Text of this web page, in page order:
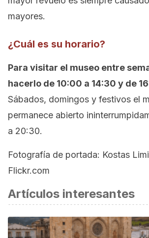
mayores.
¿Cuál es su horario?
Para visitar el museo entre
hacerlo de 10:00 a 14:30 y de
Sábados, domingos y festivos el
permanece abierto
a 20:30.
Fotografía de portada: Kostas
Flickr.com
Artículos interesantes